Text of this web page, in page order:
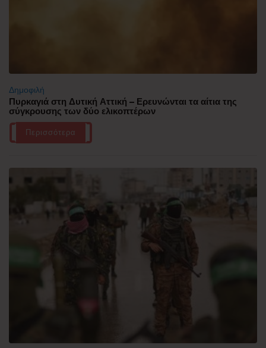
Δημοφιλή
Πυρκαγιά στη Δυτική Αττική – Ερευνώνται τα αίτια της
σύγκρουσης των δύο ελικοπτέρων
Περισσότερα